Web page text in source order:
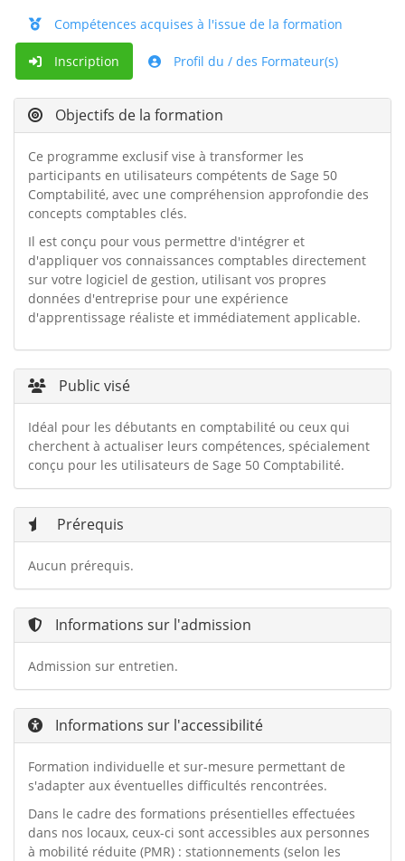
Compétences acquises à l'issue de la formation
Inscription Profil du / des Formateur(s)
Objectifs de la formation
Ce programme exclusif vise à transformer les
participants en utilisateurs compétents de Sage 50
Comptabilité, avec une compréhension approfondie des
concepts comptables clés.
Il est conçu pour vous permettre d'intégrer et
d'appliquer vos connaissances comptables directement
sur votre logiciel de gestion, utilisant vos propres
données d'entreprise pour une expérience
d'apprentissage réaliste et immédiatement applicable.
Public visé
Idéal pour les débutants en comptabilité ou ceux qui
cherchent à actualiser leurs compétences, spécialement
conçu pour les utilisateurs de Sage 50 Comptabilité.
Prérequis
Aucun prérequis.
Informations sur l'admission
Admission sur entretien.
Informations sur l'accessibilité
Formation individuelle et sur-mesure permettant de
s'adapter aux éventuelles difficultés rencontrées.
Dans le cadre des formations présentielles effectuées
dans nos locaux, ceux-ci sont accessibles aux personnes
à mobilité réduite (PMR) : stationnements (selon les